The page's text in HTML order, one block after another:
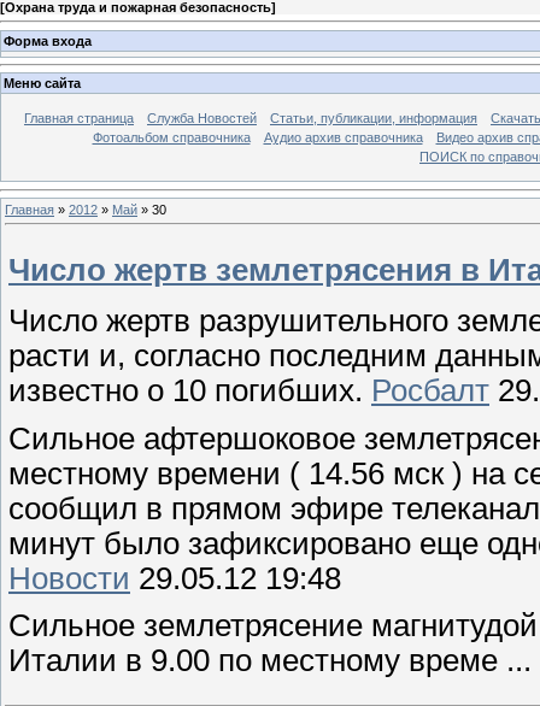
[Охрана труда и пожарная безопасность]
Форма входа
Меню сайта
Главная страница Служба Новостей Статьи, публикации, информация
Фотоальбом справочника
Аудио архив справочника
Видео архив
ПОИСК по
Главная » 2012 » Май » 30
Число жертв землетрясения в
Число жертв разрушительного
расти и, согласно последним
известно о 10 погибших. Росбалт
Сильное афтершоковое
местному времени ( 14.56 мск ) на
сообщил в прямом эфире
минут было зафиксировано еще
Новости 29.05.12 19:48
Сильное землетрясение
Италии в 9.00 по местному време ...